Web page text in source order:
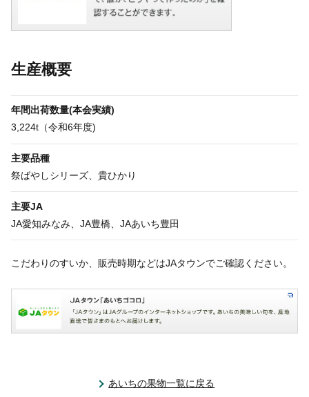
生産概要
年間出荷数量(本会実績)
3,224t（令和6年度)
主要品種
祭ばやしシリーズ、貴ひかり
主要JA
JA愛知みなみ、JA豊橋、JAあいち豊田
こだわりのすいか、販売時期などはJAタウンでご確認ください。
あいちの果物一覧に戻る